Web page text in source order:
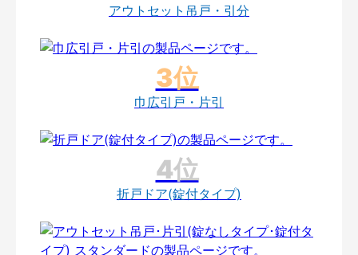
アウトセット吊戸・引分
巾広引戸・片引
折戸ドア(錠付タイプ)